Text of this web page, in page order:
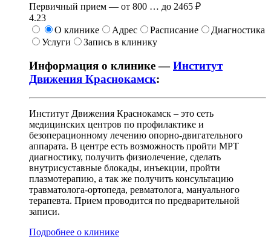
Первичный прием — от 800 … до 2465 ₽
4.23
О клинике
Адрес Расписание
Диагностика
Услуги
Запись в клинику
Информация о клинике —Институт
Движения Краснокамск:
Институт Движения Краснокамск – это сеть
медицинских центров по профилактике и
безоперационному лечению опорно-двигательного
аппарата. В центре есть возможность пройти МРТ
диагностику, получить физиолечение, сделать
внутрисуставные блокады, инъекции, пройти
плазмотерапию, а так же получить консультацию
травматолога-ортопеда, ревматолога, мануального
терапевта. Прием проводится по предварительной
записи.
Подробнее о клинике